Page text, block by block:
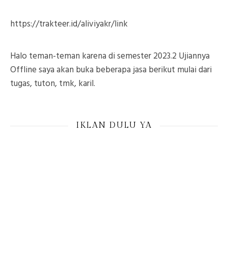
https://trakteer.id/aliviyakr/link
Halo teman-teman karena di semester 2023.2 Ujiannya
Offline saya akan buka beberapa jasa berikut mulai dari
tugas, tuton, tmk, karil.
IKLAN DULU YA